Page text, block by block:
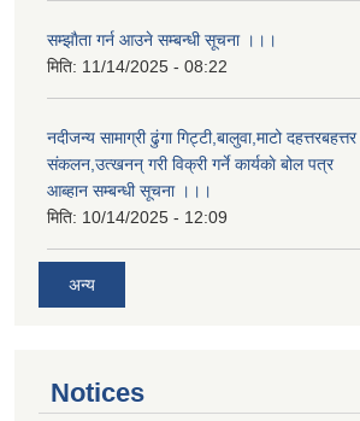
सम्झाैता गर्न आउने सम्बन्धी सूचना ।।।
मिति: 11/14/2025 - 08:22
नदीजन्य सामाग्री ढुंगा गिट्टी,बालुवा,माटो दहत्तरबहत्तर
संकलन,उत्खनन् गरी विक्री गर्ने कार्यकाे बोल पत्र
आब्हान सम्बन्धी सूचना ।।।
मिति: 10/14/2025 - 12:09
अन्य
Notices